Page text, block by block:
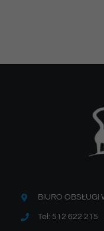
BIURO OBSŁUGI
Tel: 512 622 215